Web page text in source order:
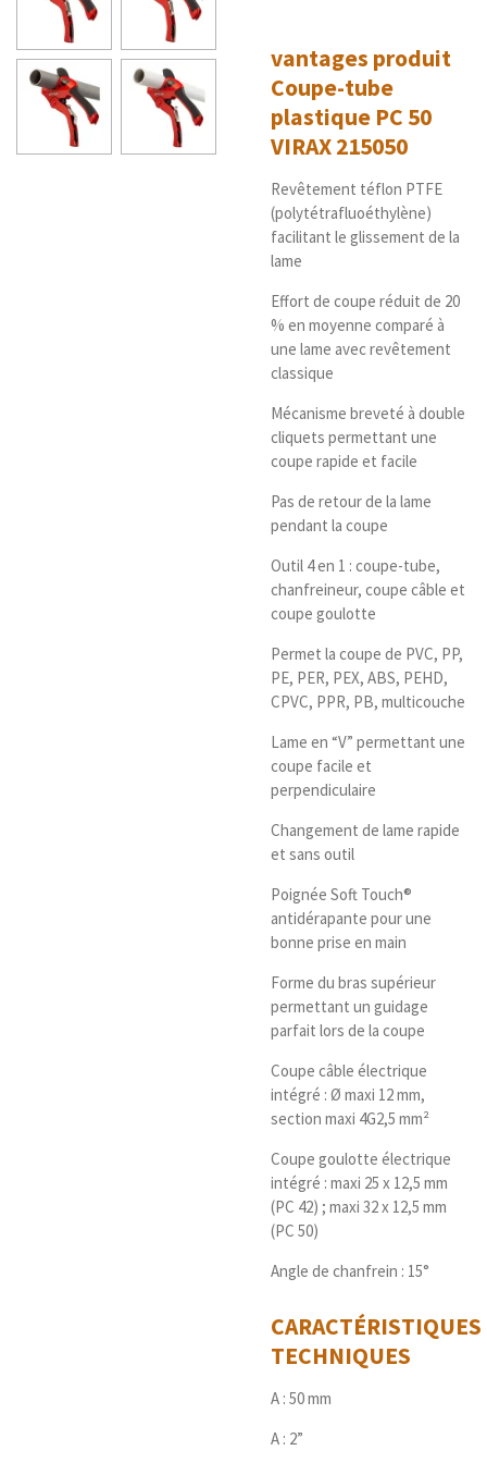
vantages produit
Coupe-tube
plastique PC 50
VIRAX 215050
Revêtement téflon PTFE
(polytétrafluoéthylène)
facilitant le glissement de la
lame
Effort de coupe réduit de 20
% en moyenne comparé à
une lame avec revêtement
classique
Mécanisme breveté à double
cliquets permettant une
coupe rapide et facile
Pas de retour de la lame
pendant la coupe
Outil 4 en 1 : coupe-tube,
chanfreineur, coupe câble et
coupe goulotte
Permet la coupe de PVC, PP,
PE, PER, PEX, ABS, PEHD,
CPVC, PPR, PB, multicouche
Lame en “V” permettant une
coupe facile et
perpendiculaire
Changement de lame rapide
et sans outil
Poignée Soft Touch®
antidérapante pour une
bonne prise en main
Forme du bras supérieur
permettant un guidage
parfait lors de la coupe
Coupe câble électrique
intégré : Ø maxi 12 mm,
section maxi 4G2,5 mm²
Coupe goulotte électrique
intégré : maxi 25 x 12,5 mm
(PC 42) ; maxi 32 x 12,5 mm
(PC 50)
Angle de chanfrein : 15°
CARACTÉRISTIQUES
TECHNIQUES
A : 50 mm
A : 2”